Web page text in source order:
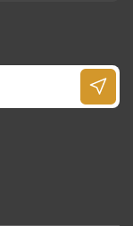
107F Trương
hành.